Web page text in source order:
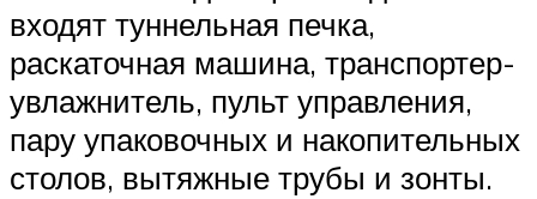
входят туннельная печка,
раскаточная машина, транспортер-
увлажнитель, пульт управления,
пару упаковочных и накопительных
столов, вытяжные трубы и зонты.